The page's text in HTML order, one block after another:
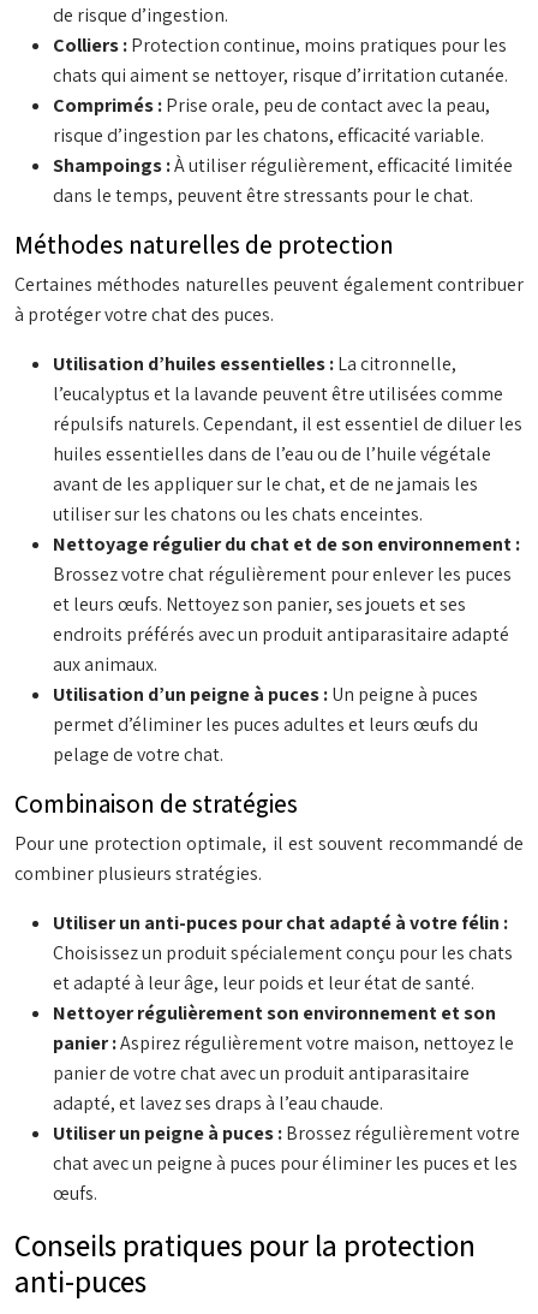
de risque d’ingestion.
Colliers :Protection continue, moins pratiques pour les
chats qui aiment se nettoyer, risque d’irritation cutanée.
Comprimés :Prise orale, peu de contact avec la peau,
risque d’ingestion par les chatons, efficacité variable.
Shampoings :À utiliser régulièrement, efficacité limitée
dans le temps, peuvent être stressants pour le chat.
Méthodes naturelles de protection
Certaines méthodes naturelles peuvent également contribuer
à protéger votre chat des puces.
Utilisation d’huiles essentielles :La citronnelle,
l’eucalyptus et la lavande peuvent être utilisées comme
répulsifs naturels. Cependant, il est essentiel de diluer les
huiles essentielles dans de l’eau ou de l’huile végétale
avant de les appliquer sur le chat, et de ne jamais les
utiliser sur les chatons ou les chats enceintes.
Nettoyage régulier du chat et de son environnement :
Brossez votre chat régulièrement pour enlever les puces
et leurs œufs. Nettoyez son panier, ses jouets et ses
endroits préférés avec un produit antiparasitaire adapté
aux animaux.
Utilisation d’un peigne à puces :Un peigne à puces
permet d’éliminer les puces adultes et leurs œufs du
pelage de votre chat.
Combinaison de stratégies
Pour une protection optimale, il est souvent recommandé de
combiner plusieurs stratégies.
Utiliser un anti-puces pour chat adapté à votre félin :
Choisissez un produit spécialement conçu pour les chats
et adapté à leur âge, leur poids et leur état de santé.
Nettoyer régulièrement son environnement et son
panier :Aspirez régulièrement votre maison, nettoyez le
panier de votre chat avec un produit antiparasitaire
adapté, et lavez ses draps à l’eau chaude.
Utiliser un peigne à puces :Brossez régulièrement votre
chat avec un peigne à puces pour éliminer les puces et les
œufs.
Conseils pratiques pour la protection
anti-puces